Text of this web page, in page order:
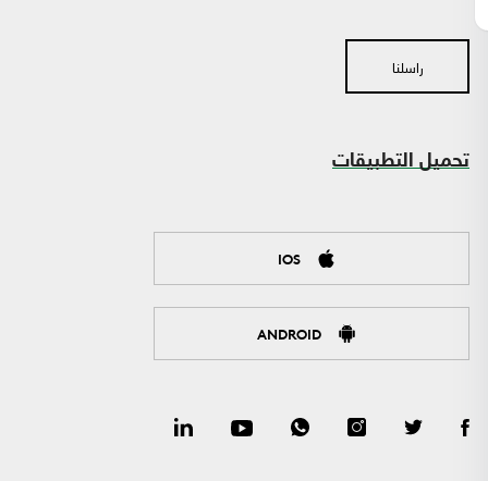
راسلنا
تحميل التطبيقات
IOS
ANDROID